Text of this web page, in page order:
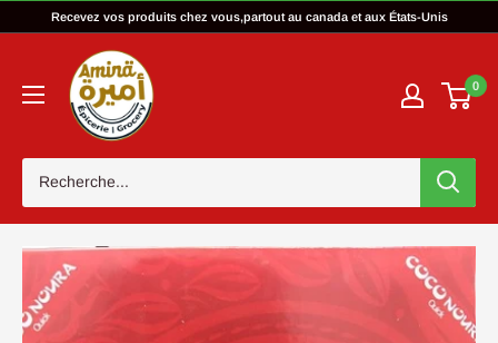
Recevez vos produits chez vous,partout au canada et aux États-Unis
Magasin
Amira
0